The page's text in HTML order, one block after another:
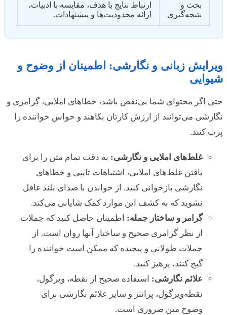
بحث و
نتیجه‌گیری
ارتباط نتایج با هدف، مقایسه با ادبیات،
ارائه محدودیت‌ها و پیشنهادات.
ویرایش زبانی و نگارشی: اطمینان از وضوح و
شیوایی
حتی اگر محتوای شما بی‌نقص باشد، خطاهای املایی، گرامری و
نگارشی می‌توانند از ارزش کارتان بکاهند و حواس خواننده را
پرت کنند.
غلط‌های املایی و نگارشی: به دقت تمام متن را برای
یافتن غلط‌های املایی، اشتباهات تایپی و خطاهای
نگارشی بازخوانی کنید. از خواندن با صدای بلند غافل
نشوید که به کشف این موارد کمک شایانی می‌کند.
گرامر و ساختار جمله: اطمینان حاصل کنید که جملات
از نظر گرامری صحیح و ساختار آنها روان است. از
جملات طولانی و پیچیده که ممکن است خواننده را
گیج کنند، پرهیز کنید.
علائم نگارشی: استفاده صحیح از نقطه، ویرگول،
نقطه‌ویرگول، پرانتز و سایر علائم نگارشی برای
وضوح متن ضروری است.